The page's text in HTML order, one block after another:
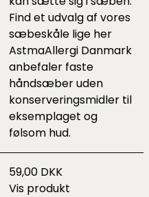
Find et udvalg af vores
sæbeskåle lige her
AstmaAllergi Danmark
anbefaler faste
håndsæber uden
konserveringsmidler til
eksemplaget og
følsom hud.
59,00 DKK
Vis produkt